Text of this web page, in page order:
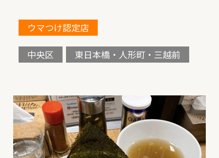
ウマつけ認定店
中央区 東日本橋・人形町・三越前